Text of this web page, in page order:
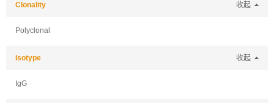
Clonality 收起
Polyclonal
Isotype 收起
IgG